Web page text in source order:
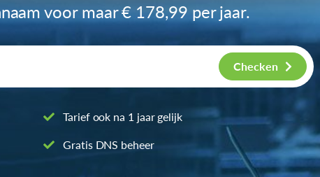
voor maar€ 178,99 per jaar.
Checken
Tarief ook na 1 jaar gelijk
Gratis DNS beheer